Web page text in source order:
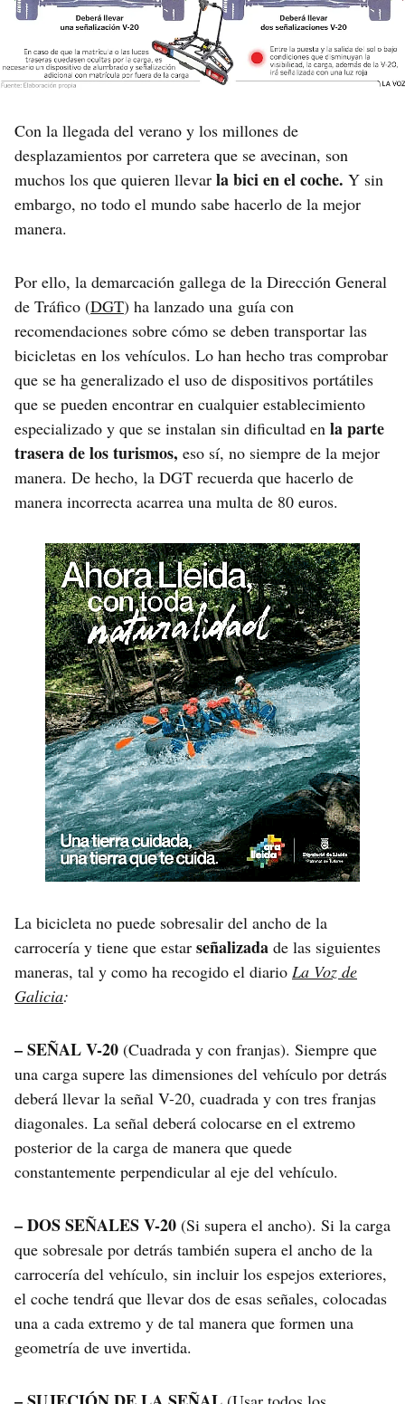
Con la llegada del verano y los millones de
desplazamientos por carretera que se avecinan, son
muchos los que quieren llevar la bici en el coche. Y sin
embargo, no todo el mundo sabe hacerlo de la mejor
manera.
Por ello, la demarcación gallega de la Dirección General
de Tráfico (DGT) ha lanzado una guía con
recomendaciones sobre cómo se deben transportar las
bicicletas en los vehículos. Lo han hecho tras comprobar
que se ha generalizado el uso de dispositivos portátiles
que se pueden encontrar en cualquier establecimiento
especializado y que se instalan sin dificultad en la parte
trasera de los turismos, eso sí, no siempre de la mejor
manera. De hecho, la DGT recuerda que hacerlo de
manera incorrecta acarrea una multa de 80 euros.
La bicicleta no puede sobresalir del ancho de la
carrocería y tiene que estar señalizada de las siguientes
maneras, tal y como ha recogido el diario La Voz de
Galicia:
– SEÑAL V-20 (Cuadrada y con franjas). Siempre que
una carga supere las dimensiones del vehículo por detrás
deberá llevar la señal V-20, cuadrada y con tres franjas
diagonales. La señal deberá colocarse en el extremo
posterior de la carga de manera que quede
constantemente perpendicular al eje del vehículo.
– DOS SEÑALES V-20 (Si supera el ancho). Si la carga
que sobresale por detrás también supera el ancho de la
carrocería del vehículo, sin incluir los espejos exteriores,
el coche tendrá que llevar dos de esas señales, colocadas
una a cada extremo y de tal manera que formen una
geometría de uve invertida.